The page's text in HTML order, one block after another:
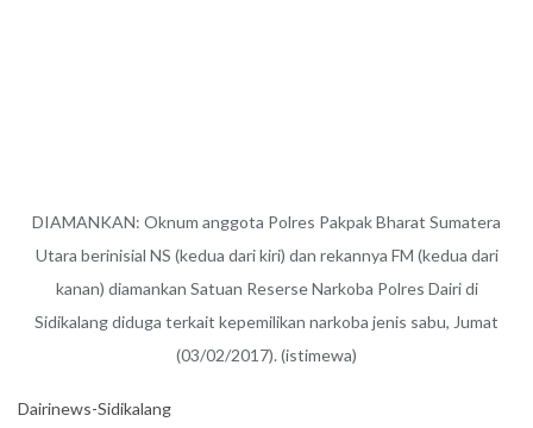
DIAMANKAN: Oknum anggota Polres Pakpak Bharat Sumatera
Utara berinisial NS (kedua dari kiri) dan rekannya FM (kedua dari
kanan) diamankan Satuan Reserse Narkoba Polres Dairi di
Sidikalang diduga terkait kepemilikan narkoba jenis sabu, Jumat
(03/02/2017). (istimewa)
Dairinews-Sidikalang